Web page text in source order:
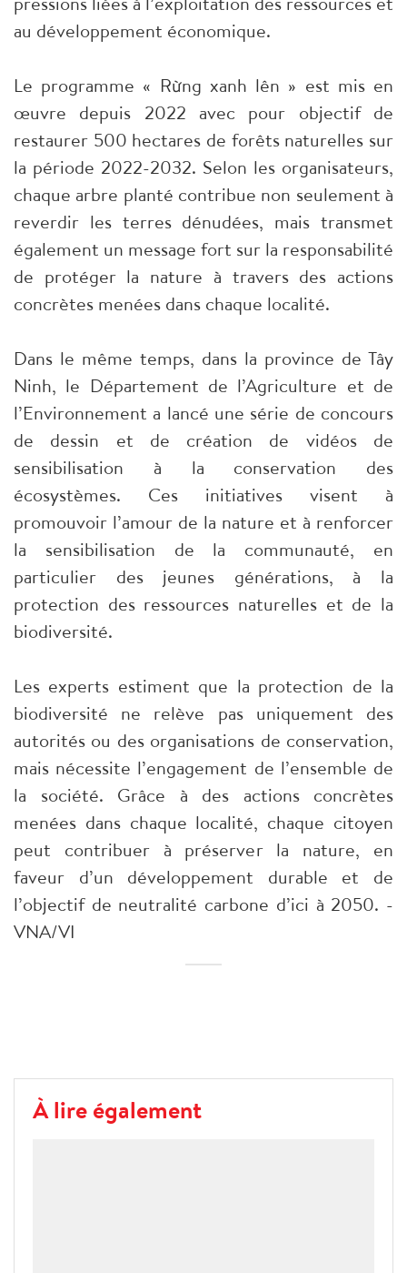
au développement économique.
Le programme « Rừng xanh lên » est mis en
œuvre depuis 2022 avec pour objectif de
restaurer 500 hectares de forêts naturelles sur
la période 2022-2032. Selon les organisateurs,
chaque arbre planté contribue non seulement à
reverdir les terres dénudées, mais transmet
également un message fort sur la responsabilité
de protéger la nature à travers des actions
concrètes menées dans chaque localité.
Dans le même temps, dans la province de Tây
Ninh, le Département de l’Agriculture et de
l’Environnement a lancé une série de concours
de dessin et de création de vidéos de
sensibilisation à la conservation des
écosystèmes. Ces initiatives visent à
promouvoir l’amour de la nature et à renforcer
la sensibilisation de la communauté, en
particulier des jeunes générations, à la
protection des ressources naturelles et de la
biodiversité.
Les experts estiment que la protection de la
biodiversité ne relève pas uniquement des
autorités ou des organisations de conservation,
mais nécessite l’engagement de l’ensemble de
la société. Grâce à des actions concrètes
menées dans chaque localité, chaque citoyen
peut contribuer à préserver la nature, en
faveur d’un développement durable et de
l’objectif de neutralité carbone d’ici à 2050. -
VNA/VI
À lire également